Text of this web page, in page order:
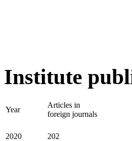
Institute
Year
Articles in
foreign journals
2020 202